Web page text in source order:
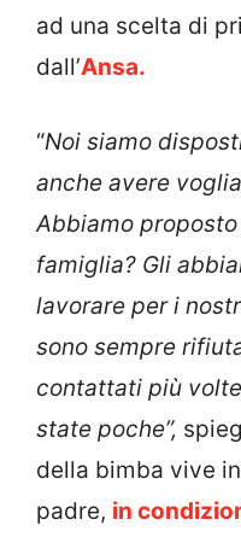
ad una scelta di
dall’Ansa.
“Noi siamo
anche avere
Abbiamo
famiglia? Gli
lavorare per i
sono sempre
contattati più
state poche”,
della bimba vive
padre, in